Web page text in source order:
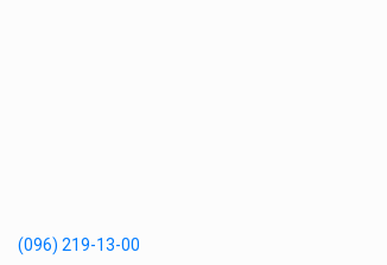
(096) 219-13-00